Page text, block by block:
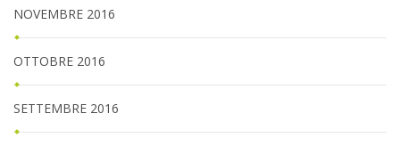
NOVEMBRE 2016
OTTOBRE 2016
SETTEMBRE 2016